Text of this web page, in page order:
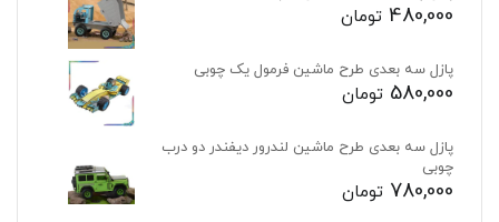
480,000 تومان
پازل سه بعدی طرح ماشین فرمول یک چوبی
580,000 تومان
پازل سه بعدی طرح ماشین لندرور دیفندر دو درب
چوبی
780,000 تومان